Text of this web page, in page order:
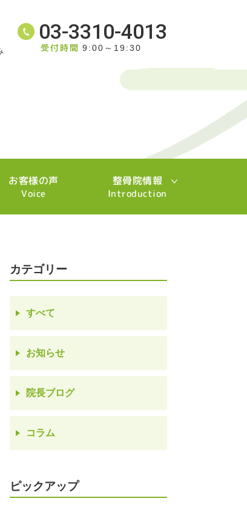
03-3310-4013
受付時間 9:00～19:30
お客様の声
Voice
整骨院情報
Introduction
カテゴリー
すべて
お知らせ
院長ブログ
コラム
ピックアップ